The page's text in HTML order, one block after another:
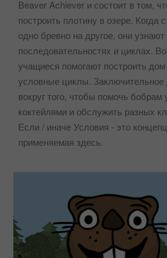
Beaver Achiever и состоит в том,
построить плотину в озере. Когда
одно бревно на другое, они
последовательностях и циклах.
учащиеся помогают построить
условные циклы. Заключительное
вокруг того, чтобы помочь бобрам
коктейлями и обслужить разных
Если / иначе Условия - это
применяемая здесь.